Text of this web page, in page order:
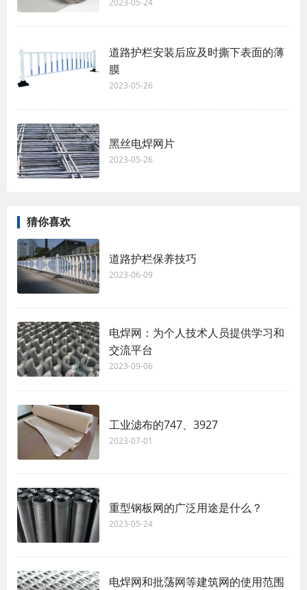
道路护栏安装后应及时撕下表面的薄
膜
2023-05-26
黑丝电焊网片
2023-05-26
猜你喜欢
道路护栏保养技巧
2023-06-09
电焊网：为个人技术人员提供学习和
交流平台
2023-09-06
工业滤布的747、3927
2023-07-01
重型钢板网的广泛用途是什么？
2023-05-24
电焊网和批荡网等建筑网的使用范围